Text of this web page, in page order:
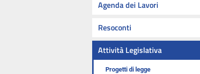
Agenda dei Lavori
Resoconti
Attività Legislativa
Progetti di legge